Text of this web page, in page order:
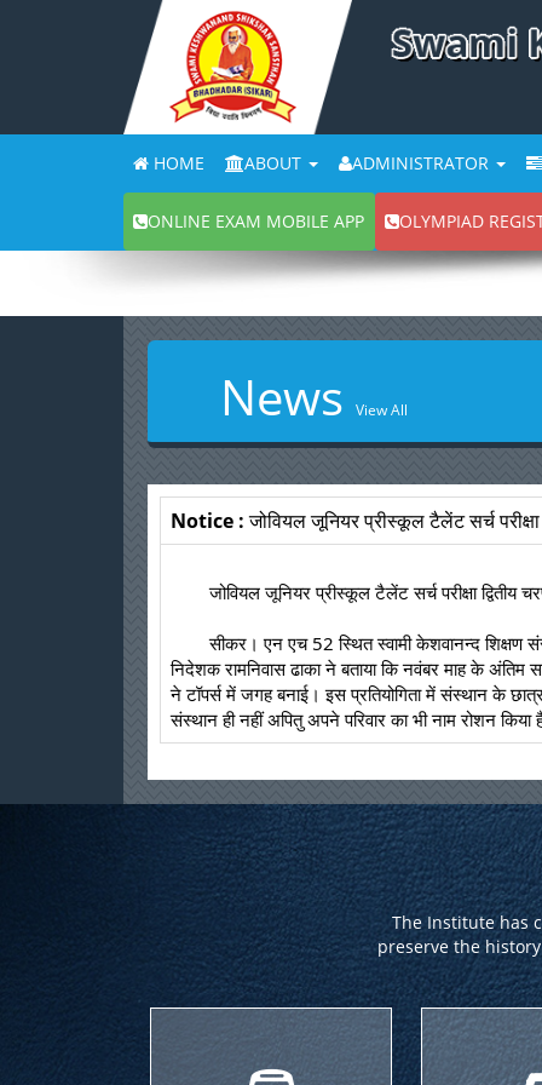
HOME ABOUT ADMINISTRATOR
ONLINE EXAM MOBILE APP OLYMPIAD
News View All
Notice :जोवियल जूनियर प्रीस्कूल टैलेंट सर्च
जोवियल जूनियर प्रीस्कूल टैलेंट सर्च परीक्षा द्वितीय
	सीकर। एन एच 52 स्थित स्वामी केशवानन्द शिक्षण संस्थान द्वारा संचालित जोवियल जूनियर प्रीस्कूल में टैलेंट सर्च परीक्षा में टॉपर्स रहे विद्यार्थीयों को अतिथियों ने सम्मानित किया। जानकारी देते हुए संस्थान
निदेशक रामनिवास ढाका ने बताया कि नवंबर माह के अंतिम
ने टॉपर्स में जगह बनाई। इस प्रतियोगिता में संस्थान के
संस्थान ही नहीं अपितु अपने परिवार का भी नाम रोशन
The Institute has
preserve the